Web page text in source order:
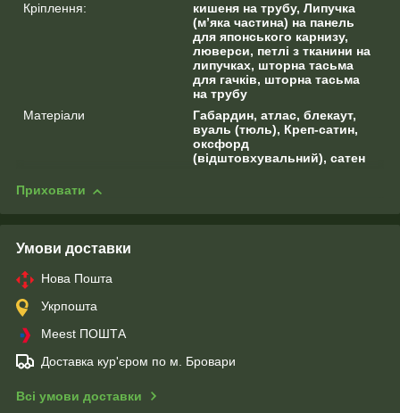
Кріплення:
кишеня на трубу, Липучка
(м’яка частина) на панель
для японського карнизу,
люверси, петлі з тканини на
липучках, шторна тасьма
для гачків, шторна тасьма
на трубу
Матеріали
Габардин, атлас, блекаут,
вуаль (тюль), Креп-сатин,
оксфорд
(відштовхувальний), сатен
Приховати
Умови доставки
Нова Пошта
Укрпошта
Meest ПОШТА
Доставка кур'єром по м. Бровари
Всі умови доставки